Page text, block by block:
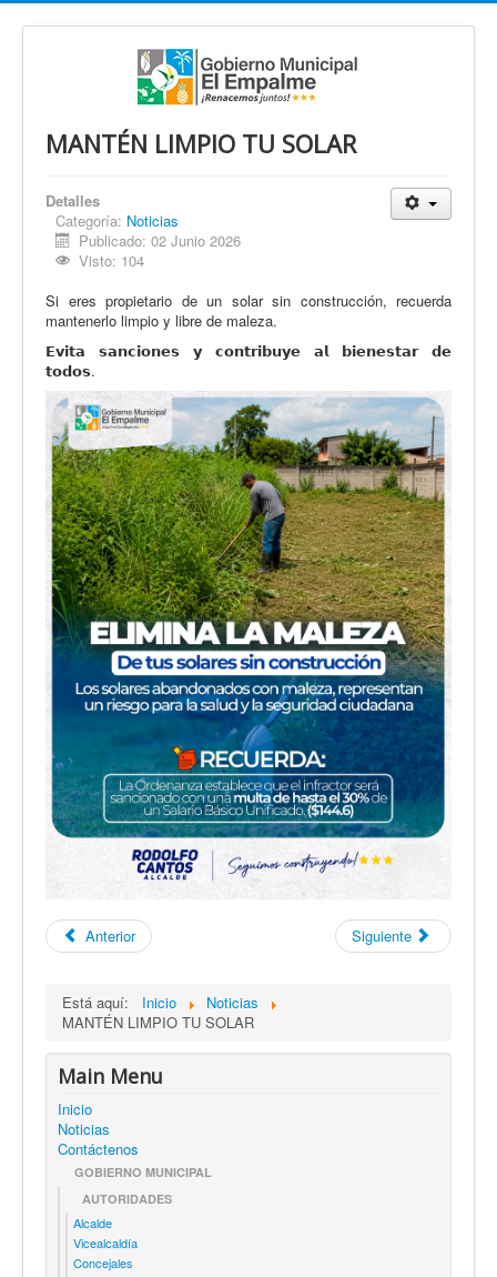
MANTÉN LIMPIO TU SOLAR
Detalles
Categoría: Noticias
Publicado: 02 Junio 2026
Visto: 104
Si eres propietario de un solar sin construcción, recuerda
mantenerlo limpio y libre de maleza.
𝗘𝘃𝗶𝘁𝗮 𝘀𝗮𝗻𝗰𝗶𝗼𝗻𝗲𝘀 𝘆 𝗰𝗼𝗻𝘁𝗿𝗶𝗯𝘂𝘆𝗲 𝗮𝗹 𝗯𝗶𝗲𝗻𝗲𝘀𝘁𝗮𝗿 𝗱𝗲
𝘁𝗼𝗱𝗼𝘀.
Anterior Siguiente
Está aquí: Inicio
Noticias
MANTÉN LIMPIO TU SOLAR
Main Menu
Inicio
Noticias
Contáctenos
GOBIERNO MUNICIPAL
AUTORIDADES
Alcalde
Vicealcaldía
Concejales